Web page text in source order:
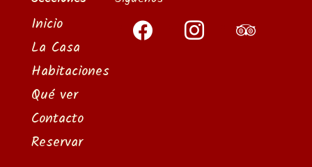
Inicio
La Casa
Habitaciones
Qué ver
Contacto
Reservar
facebook instagramtripadvisor